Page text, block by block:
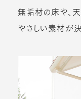
無垢材の床や、
やさしい素材が決